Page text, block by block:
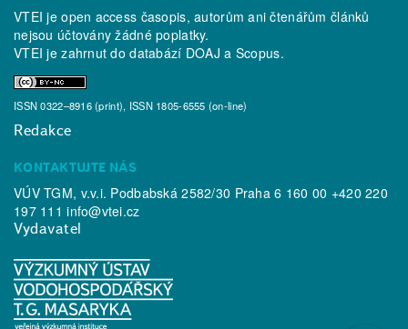
VTEI je open access časopis, autorům ani čtenářům článků
nejsou účtovány žádné poplatky.
VTEI je zahrnut do databází DOAJ a Scopus.
ISSN 0322–8916 (print), ISSN 1805-6555 (on-line)
Redakce
KONTAKTUJTE NÁS
VÚV TGM, v.v.i. Podbabská 2582/30 Praha 6 160 00 +420 220
197 111info@vtei.cz
Vydavatel